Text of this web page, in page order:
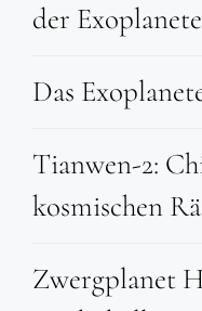
der
Das
Tianwen-2:
kosmischen
Zwergplanet